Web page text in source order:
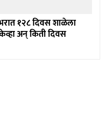
१२८ दिवस शाळेला
अन् किती दिवस